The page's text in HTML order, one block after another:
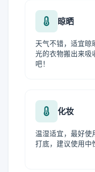
晾晒
天气不错，适宜晾
光的衣物搬出来吸
吧！
化妆
温湿适宜，最好使
打底，建议使用中